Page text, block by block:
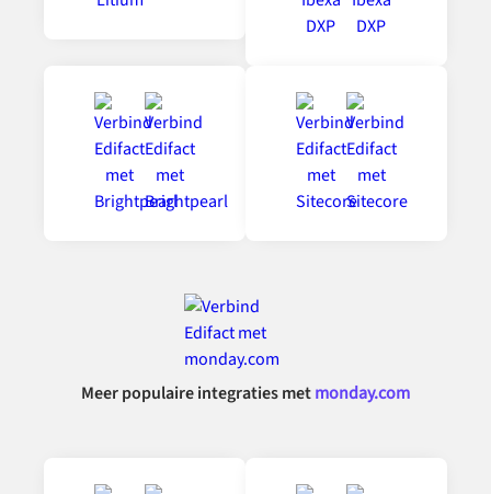
Meer populaire integraties metmonday.com